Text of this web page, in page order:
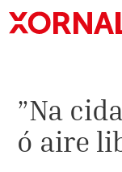
”Na
ó aire